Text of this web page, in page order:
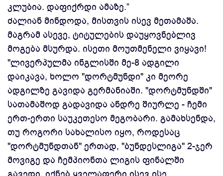
კლუბია. დაფიქრდი ამაზე.”
ძალიან მინდოდა, მისთვის ისევ მეთამაშა.
მაგრამ ასევე, ტიტულების დაუყოვნებლივ
მოგება მსურდა. ისეთი მოუთმენელი ვიყავი!
"ლივერპულმა ინგლისში მე-8 ადგილი
დაიკავა, ხოლო "დორტმუნდი" კი მეორე
ადგილზე გავიდა გერმანიაში. "დორტმუნდში"
სათამაშოდ გადავიდა ანდრე შიურლე - ჩემი
ერთ-ერთი საუკეთესო მეგობარი. გამახსენდა,
თუ როგორი სახალისო იყო, როდესაც
"დორტმუნდთან" ერთად, "ბუნდესლიგა" 2-ჯერ
მოვიგე და ჩემპიონთა ლიგის ფინალში